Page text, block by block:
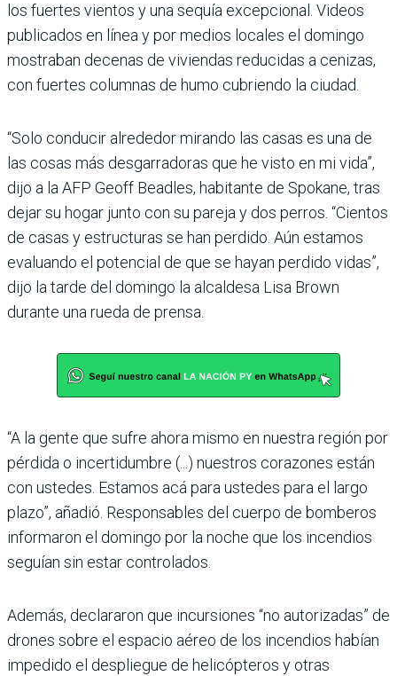
los fuertes vientos y una sequía excepcional. Videos
publicados en línea y por medios locales el domingo
mostraban decenas de viviendas reducidas a cenizas,
con fuertes columnas de humo cubriendo la ciudad.
“Solo conducir alrededor mirando las casas es una de
las cosas más desgarradoras que he visto en mi vida”,
dijo a la AFP Geoff Beadles, habitante de Spokane, tras
dejar su hogar junto con su pareja y dos perros. “Cientos
de casas y estructuras se han perdido. Aún estamos
evaluando el potencial de que se hayan perdido vidas”,
dijo la tarde del domingo la alcaldesa Lisa Brown
durante una rueda de prensa.
“A la gente que sufre ahora mismo en nuestra región por
pérdida o incertidumbre (...) nuestros corazones están
con ustedes. Estamos acá para ustedes para el largo
plazo”, añadió. Responsables del cuerpo de bomberos
informaron el domingo por la noche que los incendios
seguían sin estar controlados.
Además, declararon que incursiones “no autorizadas” de
drones sobre el espacio aéreo de los incendios habían
impedido el despliegue de helicópteros y otras